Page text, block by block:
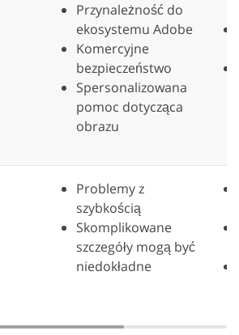
Przynależność do
ekosystemu Adobe
Komercyjne
bezpieczeństwo
Spersonalizowana
pomoc dotycząca
obrazu
Problemy z
szybkością
Skomplikowane
szczegóły mogą być
niedokładne